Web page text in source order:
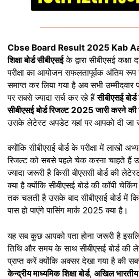
Cbse Board Result 2025 Kab
शिक्षा बोर्ड सीबीएसईके द्वारा सीबीएसई
परीक्षा का आयोजन सफलतापूर्वक अंतिम
समाप्त कर लिया गया है अब सभी उम्मीदवार
पर सबसे ज्यादा सर्च कर रहे हैंसीबीएसई
सीबीएसई बोर्ड रिजल्ट 2025 जारी करने
उसके लेटेस्ट अपडेट यहां पर आपको दी जा
क्योंकि सीबीएसई बोर्ड के परीक्षा में लाखों
रिजल्ट को सबसे पहले चेक करना चाहते हैं
ज्यादा जरूरी है किसी बीएससी बोर्ड की
क्या है क्योंकि सीबीएसई बोर्ड की कॉपी
तक चलती है उसके बाद सीबीएसई बोर्ड में
पास हो पाएंगे पासिंग मार्क 2025 क्या है।
यह सब कुछ आपको पता होना जरूरी है
तिथि और समय के साथ सीबीएसई बोर्ड की
प्राप्त करें क्योंकि अक्सर देखा गया है की
केन्द्रीय माध्यमिक शिक्षा बोर्ड, अखिल भारतीय